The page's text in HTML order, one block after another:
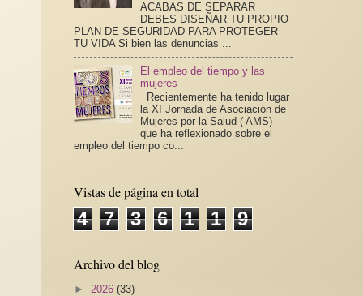
ACABAS DE SEPARAR
DEBES DISEÑAR TU PROPIO
PLAN DE SEGURIDAD PARA PROTEGER
TU VIDA Si bien las denuncias ...
El empleo del tiempo y las
mujeres
Recientemente ha tenido lugar
la XI Jornada de Asociación de
Mujeres por la Salud ( AMS)
que ha reflexionado sobre el
empleo del tiempo co...
Vistas de página en total
4 7 3 6 1 1 9
Archivo del blog
► 2026 (33)